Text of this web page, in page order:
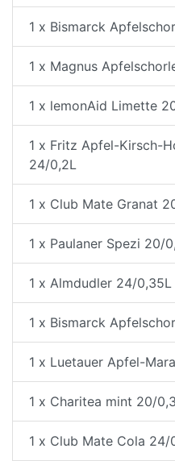
1 x Bismarck
1 x Magnus
1 x lemonAid Limette
1 x Fritz Apfel-Kirsch-
24/0,2L
1 x Club Mate Granat
1 x Paulaner Spezi 20/
1 x Almdudler 24/0,35L
1 x Bismarck
1 x Luetauer Apfel-
1 x Charitea mint 20/
1 x Club Mate Cola 24/